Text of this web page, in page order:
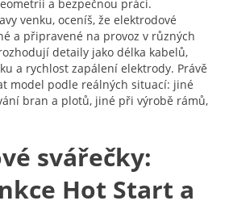
a bezpečnou práci.
venku, oceníš, že elektrodové
a připravené na provoz v různých
detaily jako délka kabelů,
a rychlost zapálení elektrody. Právě
model podle reálných situací: jiné
bran a plotů, jiné při výrobě rámů,
svářečky:
Hot Start a